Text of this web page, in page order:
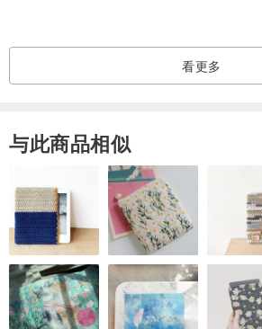
看更多
与此商品相似